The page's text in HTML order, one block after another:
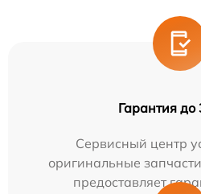
Гарантия до
Сервисный центр
оригинальные
предоставляет